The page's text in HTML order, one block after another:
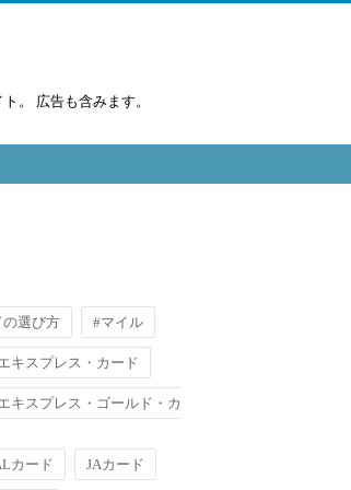
。 広告も含みます。
選び方 #マイル
キスプレス・カード
キスプレス・ゴールド・カ
カード JAカード